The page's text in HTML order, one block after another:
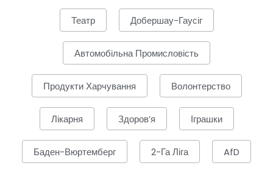
Театр Добершау-Гаусіг
Автомобільна Промисловість
Продукти Харчування Волонтерство
Лікарня Здоров’я Іграшки
Баден-Вюртемберг 2-Га Ліга AfD